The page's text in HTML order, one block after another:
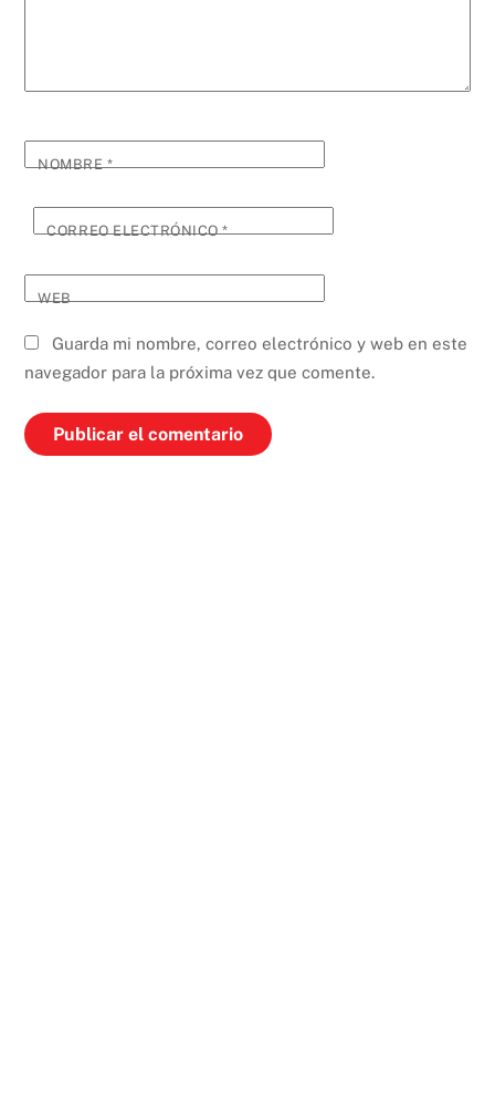
NOMBRE*
CORREO ELECTRÓNICO*
WEB
Guarda mi nombre, correo electrónico y web en este
navegador para la próxima vez que comente.